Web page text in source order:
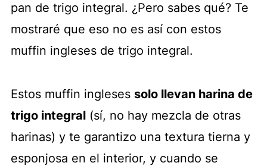
pan de trigo integral. ¿Pero sabes qué? Te
mostraré que eso no es así con estos
muffin ingleses de trigo integral.
Estos muffin ingleses solo llevan harina de
trigo integral(sí, no hay mezcla de otras
harinas) y te garantizo una textura tierna y
esponjosa en el interior, y cuando se